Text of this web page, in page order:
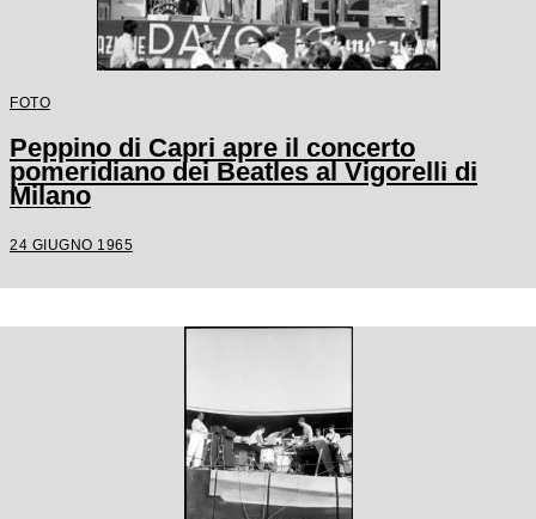
FOTO
Peppino di Capri apre il concerto
pomeridiano dei Beatles al Vigorelli di
Milano
24 GIUGNO 1965